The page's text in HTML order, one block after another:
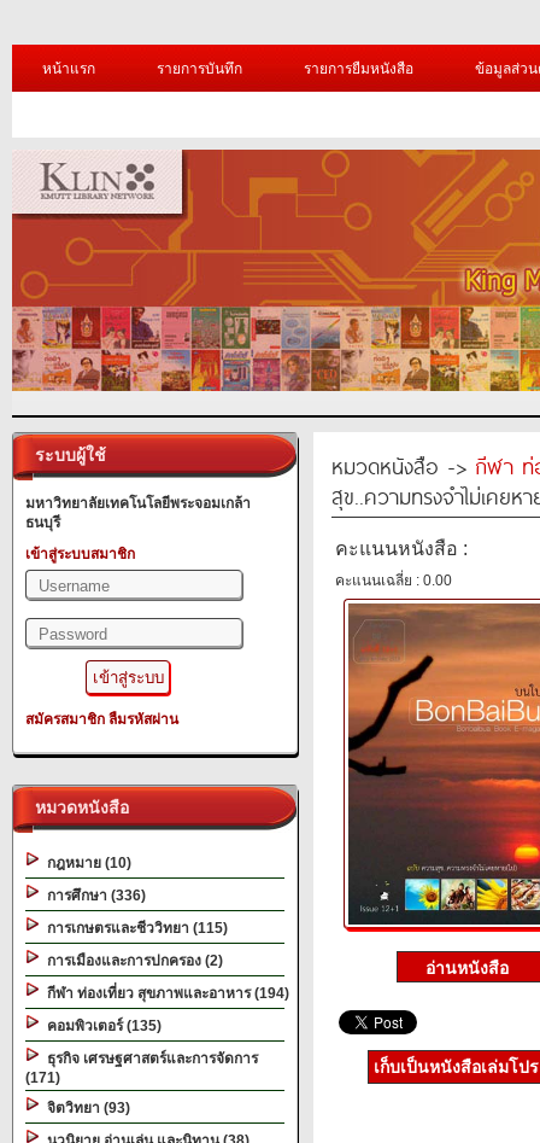
หน้าแรก รายการบันทึก รายการยืมหนังสือ ข้อมูลส่ว
ระบบผู้ใช้
มหาวิทยาลัยเทคโนโลยีพระจอมเกล้า
ธนบุรี
เข้าสู่ระบบสมาชิก
สมัครสมาชิก ลืมรหัสผ่าน
หมวดหนังสือ
กฎหมาย (10)
การศึกษา (336)
การเกษตรและชีววิทยา (115)
การเมืองและการปกครอง (2)
กีฬา ท่องเที่ยว สุขภาพและอาหาร (194)
คอมพิวเตอร์ (135)
ธุรกิจ เศรษฐศาสตร์และการจัดการ
(171)
จิตวิทยา (93)
หมวดหนังสือ -> กีฬา ท่
สุข..ความทรงจำไม่เคยหา
คะแนนหนังสือ :
คะแนนเฉลี่ย : 0.00
เก็บเป็นหนังสือเล่มโป